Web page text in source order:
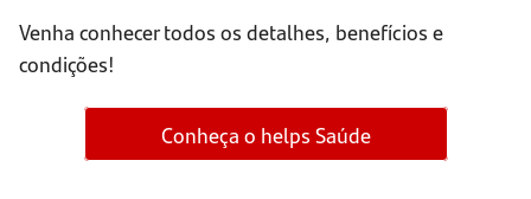
Venha conhecer todos os detalhes, benefícios e
condições!
Conheça o helps Saúde